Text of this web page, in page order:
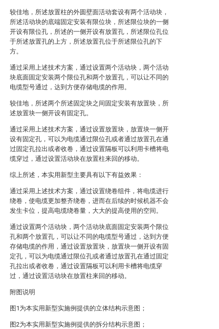
较佳地，所述放置柱的外圆壁面活动套设有两个活动块，
所述活动块的底端固定安装有限位块，所述限位块的一侧
开设有限位孔，所述的一侧开设有放置孔，所述限位孔位
于所述放置孔的上方，所述放置孔位于所述限位孔的下
方。
通过采用上述技术方案，通过设置两个活动块，两个活动
块底面固定安装两个限位孔和两个放置孔，可以让不同的
电缆型号通过，达到方便存储电缆的作用。
较佳地，所述两个所述固定块之间固定安装有放置块，所
述放置块一侧开设有固定孔。
通过采用上述技术方案，通过设置放置块，放置块一侧开
设有固定孔，可以为电缆通过限位孔或者通过放置孔在通
过固定孔拉出或者收卷，通过设置隔板可以利用卡槽将电
缆穿过，通过设置活动块在放置柱来回的移动。
综上所述，本实用新型主要具有以下有益效果：
通过采用上述技术方案，通过设置绕卷组件，将电缆进行
绕卷，使电缆更加整齐绕卷，进而在后续的时候机器不会
发生卡位，提高电缆绕卷量，大大的提高使用的空间。
通过设置两个活动块，两个活动块底面固定安装两个限位
孔和两个放置孔，可以让不同的电缆型号通过，达到方便
存储电缆的作用，通过设置放置块，放置块一侧开设有固
定孔，可以为电缆通过限位孔或者通过放置孔在通过固定
孔拉出或者收卷，通过设置隔板可以利用卡槽将电缆穿
过，通过设置活动块在放置柱来回的移动。
附图说明
图1为本实用新型实施例提供的立体结构示意图；
图2为本实用新型实施例提供的拆分结构示意图；